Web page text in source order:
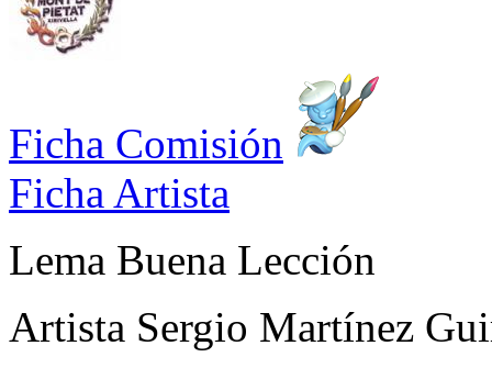
Ficha Comisión
Ficha Artista
Lema Buena Lección
Artista Sergio Martínez